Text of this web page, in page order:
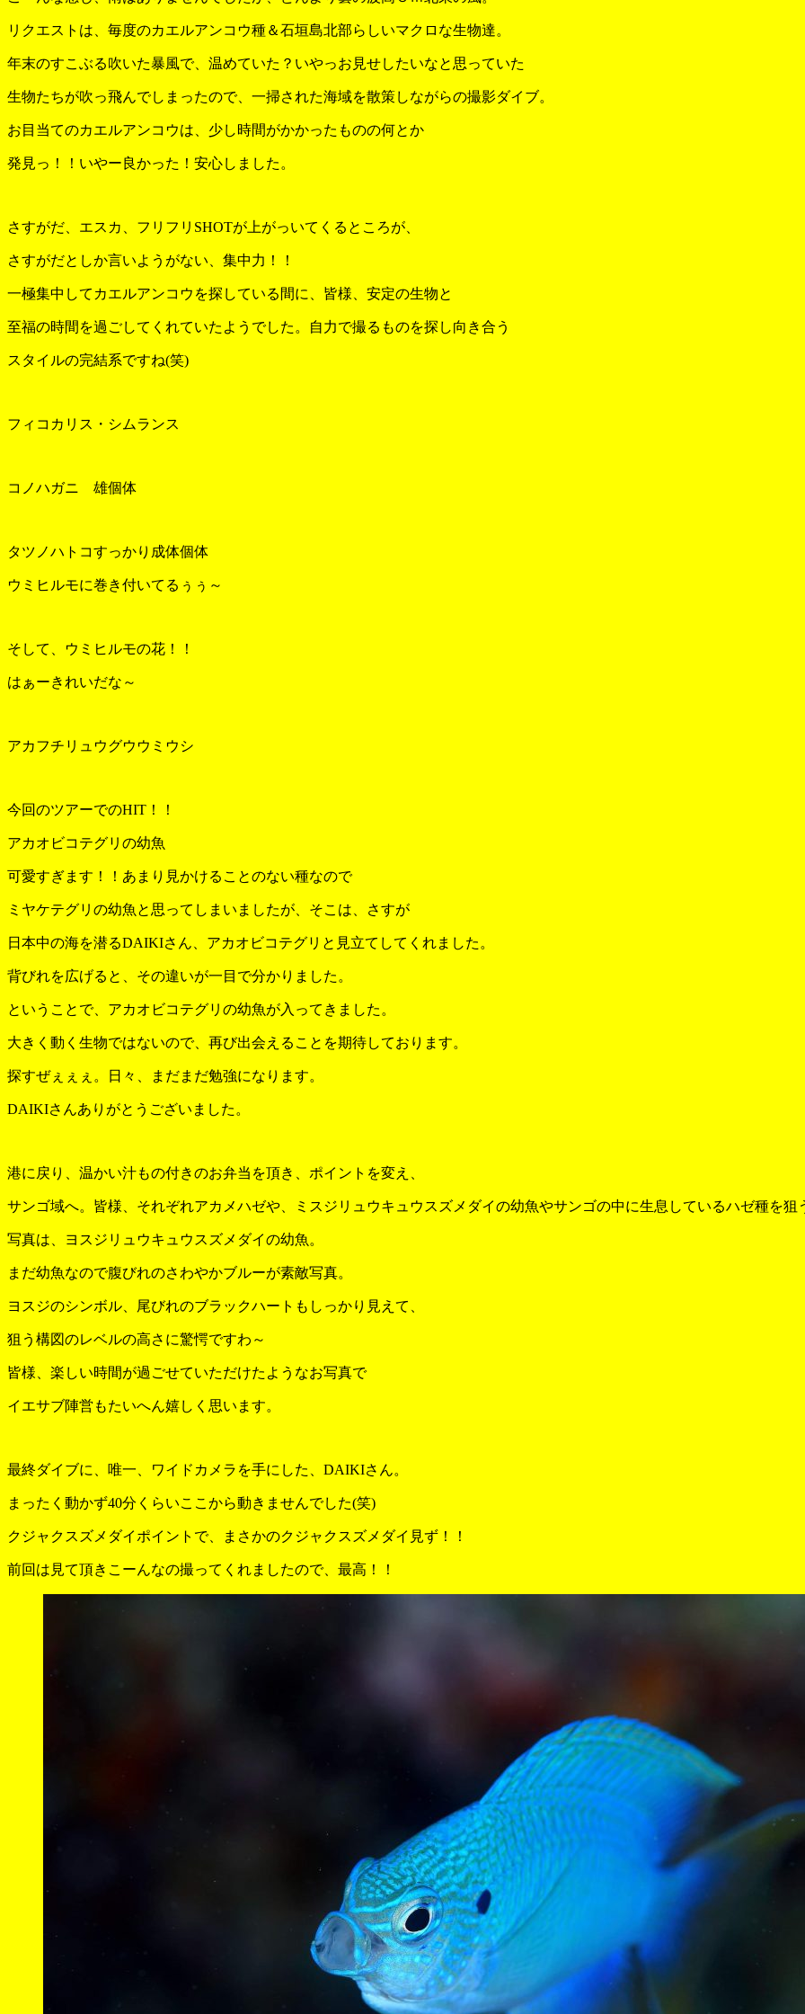
リクエストは、毎度のカエルアンコウ種＆石垣島北部らしいマクロな生物達。
年末のすこぶる吹いた暴風で、温めていた？いやっお見せしたいなと思っていた
生物たちが吹っ飛んでしまったので、一掃された海域を散策しながらの撮影ダイブ。
お目当てのカエルアンコウは、少し時間がかかったものの何とか
発見っ！！いやー良かった！安心しました。
さすがだ、エスカ、フリフリSHOTが上がっいてくるところが、
さすがだとしか言いようがない、集中力！！
一極集中してカエルアンコウを探している間に、皆様、安定の生物と
至福の時間を過ごしてくれていたようでした。自力で撮るものを探し向き合う
スタイルの完結系ですね(笑)
フィコカリス・シムランス
コノハガニ 雄個体
タツノハトコすっかり成体個体
ウミヒルモに巻き付いてるぅぅ～
そして、ウミヒルモの花！！
はぁーきれいだな～
アカフチリュウグウウミウシ
今回のツアーでのHIT！！
アカオビコテグリの幼魚
可愛すぎます！！あまり見かけることのない種なので
ミヤケテグリの幼魚と思ってしまいましたが、そこは、さすが
日本中の海を潜るDAIKIさん、アカオビコテグリと見立てしてくれました。
背びれを広げると、その違いが一目で分かりました。
ということで、アカオビコテグリの幼魚が入ってきました。
大きく動く生物ではないので、再び出会えることを期待しております。
探すぜぇぇぇ。日々、まだまだ勉強になります。
DAIKIさんありがとうございました。
港に戻り、温かい汁もの付きのお弁当を頂き、ポイントを変え、
サンゴ域へ。皆様、それぞれアカメハゼや、ミスジリュウキュウスズメダイの幼魚やサンゴの中に生息しているハゼ種を狙
写真は、ヨスジリュウキュウスズメダイの幼魚。
まだ幼魚なので腹びれのさわやかブルーが素敵写真。
ヨスジのシンボル、尾びれのブラックハートもしっかり見えて、
狙う構図のレベルの高さに驚愕ですわ～
皆様、楽しい時間が過ごせていただけたようなお写真で
イエサブ陣営もたいへん嬉しく思います。
最終ダイブに、唯一、ワイドカメラを手にした、DAIKIさん。
まったく動かず40分くらいここから動きませんでした(笑)
クジャクスズメダイポイントで、まさかのクジャクスズメダイ見ず！！
前回は見て頂きこーんなの撮ってくれましたので、最高！！